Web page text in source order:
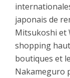
japonais de
Mitsukoshi et
shopping
boutiques et
Nakameguro